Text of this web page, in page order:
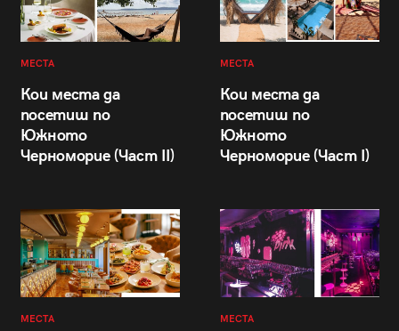
МЕСТА
Кои места да
посетиш по
Южното
Черноморие (Част II)
МЕСТА
Кои места да
посетиш по
Южното
Черноморие (Част I)
МЕСТА МЕСТА